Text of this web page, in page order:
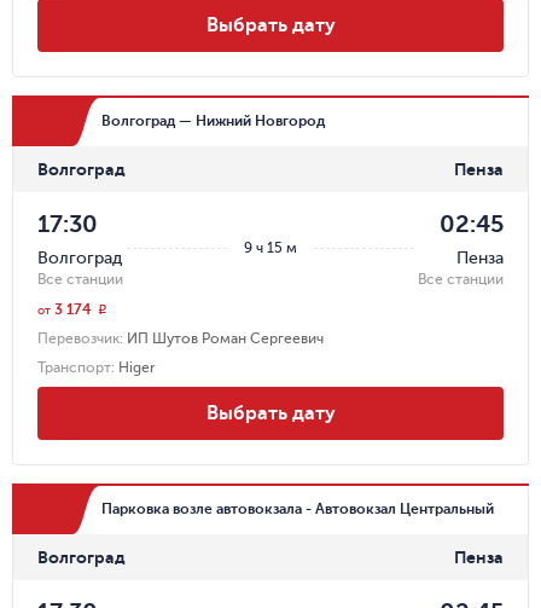
Выбрать дату
Волгоград — Нижний Новгород
Волгоград Пенза
9 ч 15 м
17:30
Волгоград
Все станции
02:45
Пенза
Все станции
Перевозчик: ИП Шутов Роман Сергеевич
Транспорт: Higer
от 3 174 r
Выбрать дату
Парковка возле автовокзала - Автовокзал Центральный
Волгоград Пенза